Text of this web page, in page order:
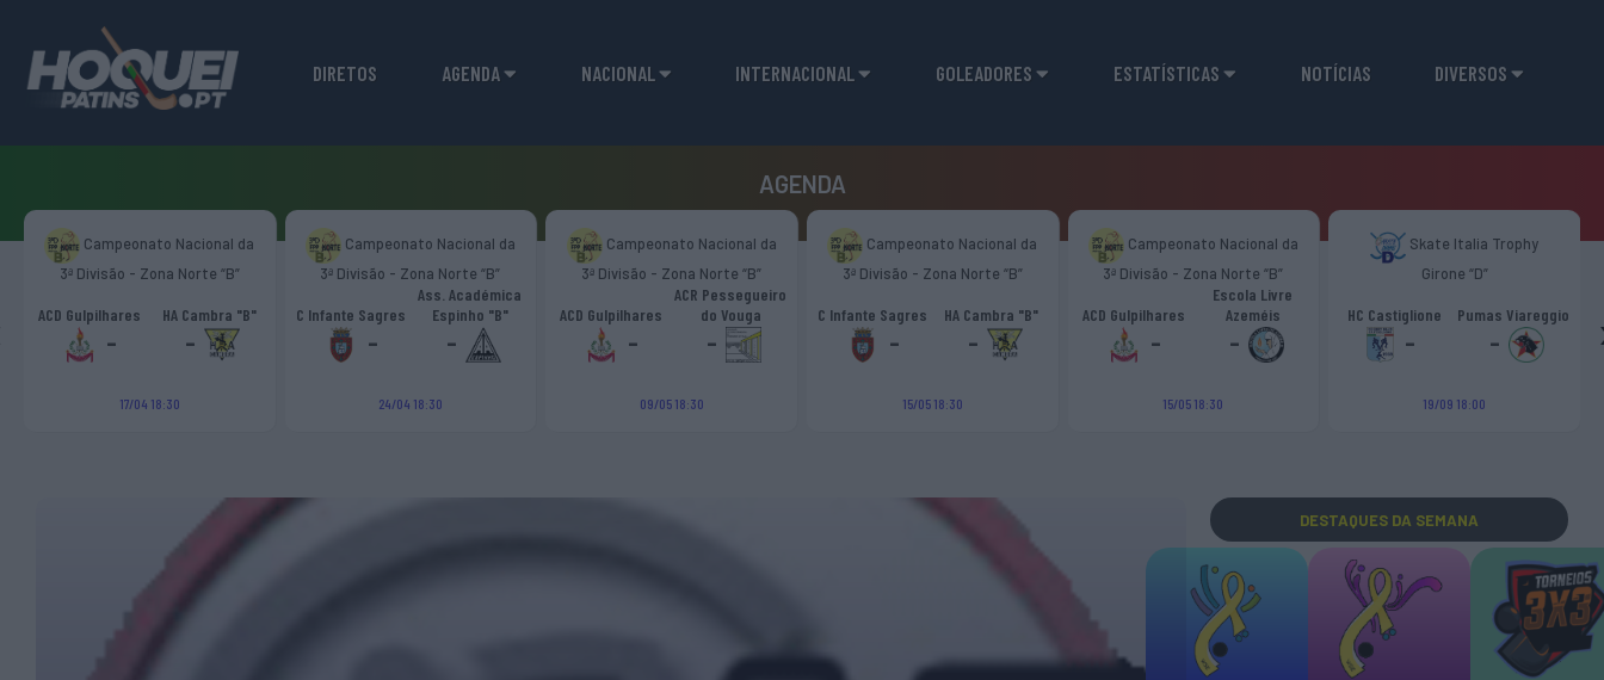
DIRETOS AGENDA NACIONAL INTERNACIONAL GOLEADORES ESTATÍSTICAS NOTÍCIAS DIVERSOS
AGENDA
Campeonato Nacional da
3ª Divisão - Zona Norte “B”
ACD Gulpilhares
-
HA Cambra "B"
-
17/04 18:30
Campeonato Nacional da
3ª Divisão - Zona Norte “B”
C Infante Sagres
-
Ass. Académica
Espinho "B"
-
24/04 18:30
Campeonato Nacional da
3ª Divisão - Zona Norte “B”
ACD Gulpilhares
-
ACR Pessegueiro
do Vouga
-
09/05 18:30
Campeonato Nacional da
3ª Divisão - Zona Norte “B”
C Infante Sagres
-
HA Cambra "B"
-
15/05 18:30
Campeonato Nacional da
3ª Divisão - Zona Norte “B”
ACD Gulpilhares
-
Escola Livre
Azeméis
-
15/05 18:30
Skate Italia Trophy
Girone “D”
HC Castiglione
-
Pumas Viareggio
-
19/09 18:00
DESTAQUES DA SEMANA